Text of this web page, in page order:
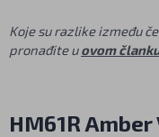
Koje su razlike između
pronađite uovom
HM61R